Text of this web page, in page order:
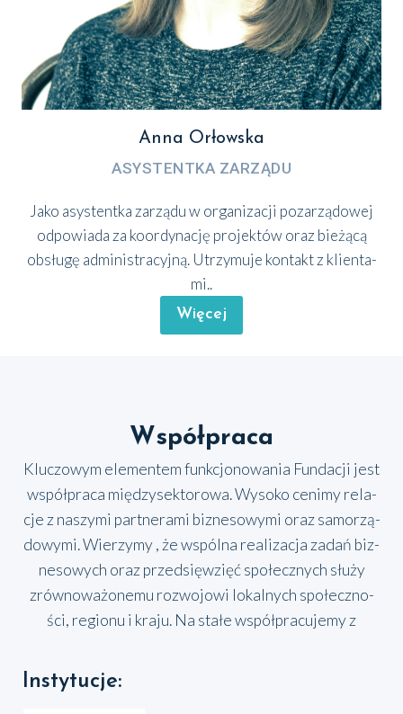
Anna Orłowska
ASY­STENT­KA ZARZĄ­DU
Jako asy­stent­ka zarzą­du w orga­ni­za­cji poza­rzą­do­wej
odpo­wia­da za koor­dy­na­cję pro­jek­tów oraz bie­żą­cą
obsłu­gę admi­ni­stra­cyj­ną. Utrzy­mu­je kon­takt z klien­ta­
mi..
Wię­cej
Współpraca
Klu­czo­wym ele­men­tem funk­cjo­no­wa­nia Fun­da­cji jest
współ­pra­ca mię­dzy­sek­to­ro­wa. Wyso­ko ceni­my rela­
cje z naszy­mi part­ne­ra­mi biz­ne­so­wy­mi oraz samo­rzą­
do­wy­mi. Wie­rzy­my , że wspól­na reali­za­cja zadań biz­
ne­so­wych oraz przed­się­wzięć spo­łecz­nych słu­ży
zrów­no­wa­żo­ne­mu roz­wo­jo­wi lokal­nych spo­łecz­no­
ści, regio­nu i kra­ju. Na sta­łe współ­pra­cu­je­my z
Instytucje: